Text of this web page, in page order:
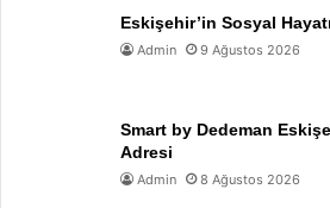
Eskişehir’in Sosyal
Admin 9 Ağustos 2026
Smart by Dedeman
Adresi
Admin 8 Ağustos 2026